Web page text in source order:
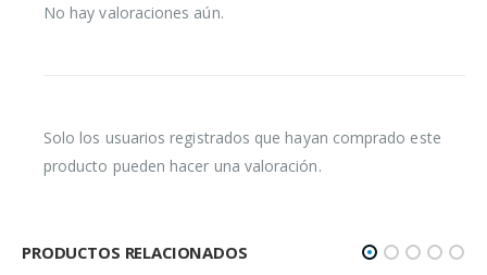
No hay valoraciones aún.
Solo los usuarios registrados que hayan comprado este
producto pueden hacer una valoración.
PRODUCTOS RELACIONADOS